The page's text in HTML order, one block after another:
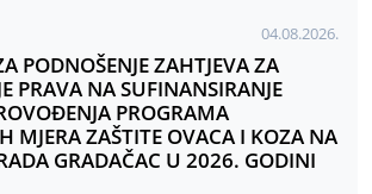
04.08.2026.
PODNOŠENJE ZAHTJEVA ZA
PRAVA NA SUFINANSIRANJE
PROGRAMA
MJERA ZAŠTITE OVACA I KOZA NA
GRADAČAC U 2026. GODINI